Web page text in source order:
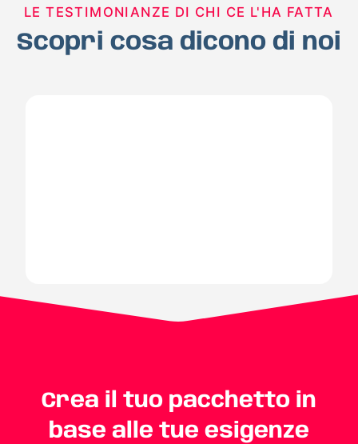
LE TESTIMONIANZE DI CHI CE L'HA FATTA
Scopri cosa dicono di noi
Crea il tuo pacchetto in
base alle tue esigenze